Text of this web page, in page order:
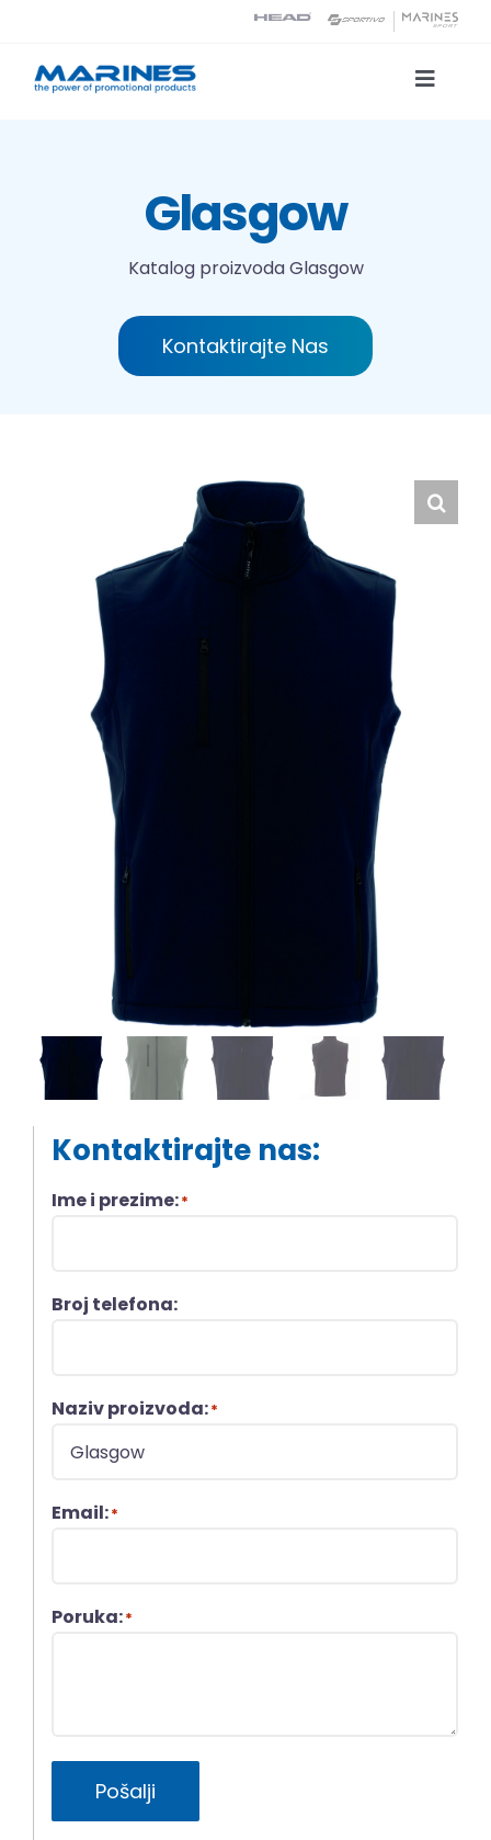
content
Toggle
Tehnologije tiskaGlasgow
Katalog proizvodaGlasgow
Kontaktirajte Nas
Kontaktirajte nas:
Ime i prezime:*
Broj telefona:
Naziv proizvoda:*
Email:*
Poruka:*
Pošalji